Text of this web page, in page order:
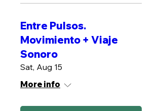
Entre Pulsos.
Movimiento + Viaje
Sonoro
Sat, Aug 15
More info